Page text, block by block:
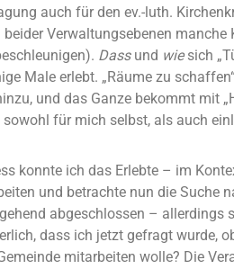
auch für den ev.-luth.
Verwaltungsebenen
Dassund wiesich
Male erlebt. „Räume zu
und das Ganze bekommt mit
für mich selbst, als auch
konnte ich das Erlebte – im
und betrachte nun die Suche
abgeschlossen – allerdings
dass ich jetzt gefragt wurde,
mitarbeiten wolle? Die